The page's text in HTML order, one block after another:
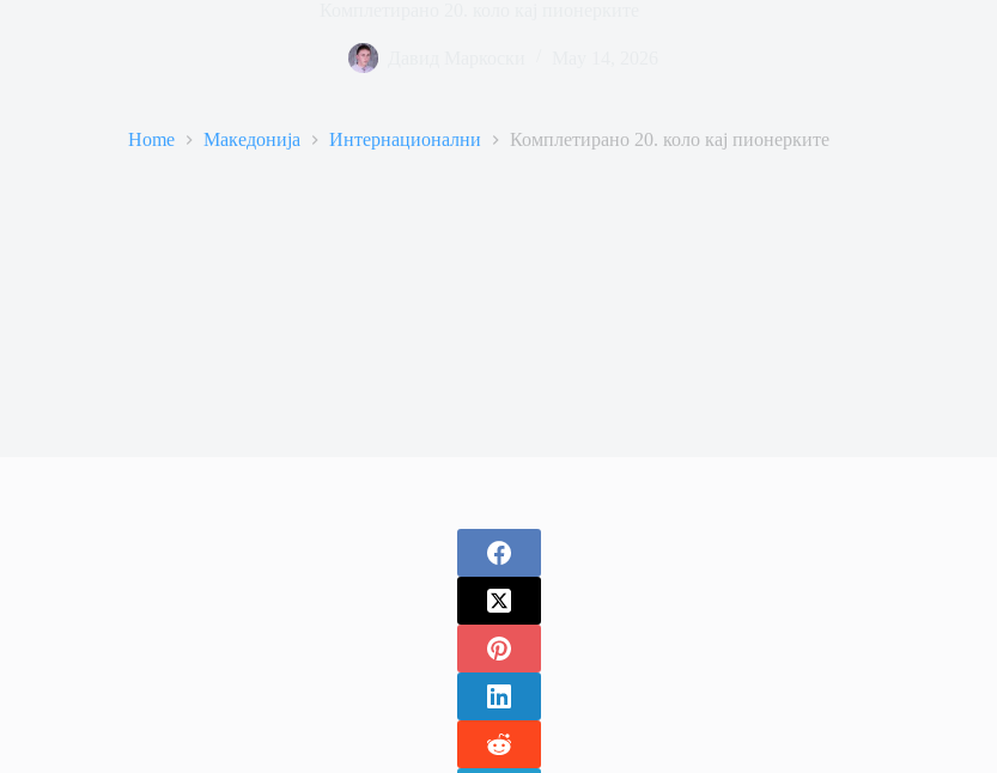
Home Македонија Интернационални Комплетирано 20. коло кај пионерките